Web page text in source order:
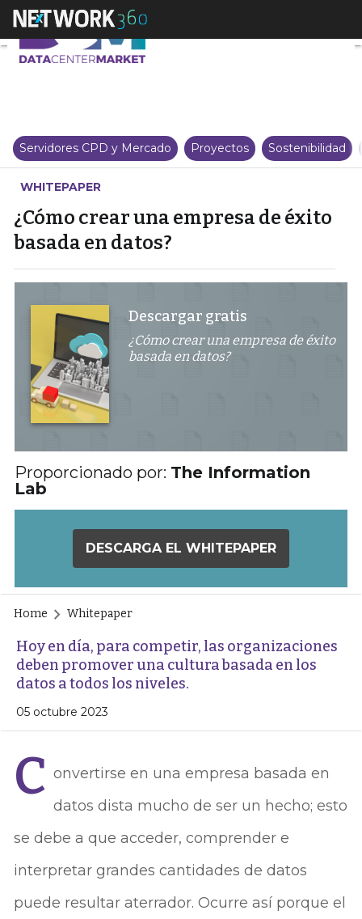
¿Cómo crear una empresa de
Servidores CPD y Mercado Proyectos Sostenibilidad
WHITEPAPER
¿Cómo crear una empresa de éxito
basada en datos?
Descargar gratis
¿Cómo crear una empresa de éxito
basada en datos?
Proporcionado por: The Information
Lab
DESCARGA EL WHITEPAPER
Home Whitepaper
Hoy en día, para competir, las organizaciones
deben promover una cultura basada en los
datos a todos los niveles.
05 octubre 2023
C onvertirse en una empresa basada en
datos dista mucho de ser un hecho; esto
se debe a que acceder, comprender e
interpretar grandes cantidades de datos
puede resultar aterrador. Ocurre así porque el